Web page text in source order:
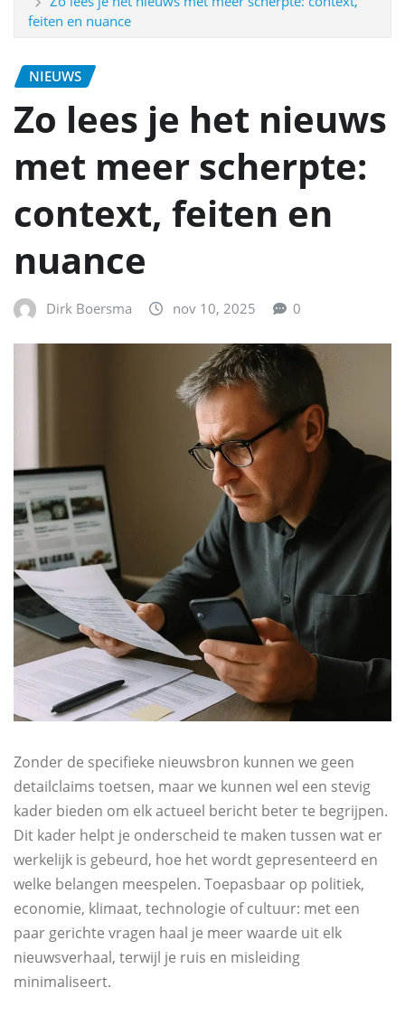
feiten en nuance
NIEUWS
Zo lees je het nieuws
met meer scherpte:
context, feiten en
nuance
Dirk Boersma nov 10, 2025 0
Zonder de specifieke nieuwsbron kunnen we geen
detailclaims toetsen, maar we kunnen wel een stevig
kader bieden om elk actueel bericht beter te begrijpen.
Dit kader helpt je onderscheid te maken tussen wat er
werkelijk is gebeurd, hoe het wordt gepresenteerd en
welke belangen meespelen. Toepasbaar op politiek,
economie, klimaat, technologie of cultuur: met een
paar gerichte vragen haal je meer waarde uit elk
nieuwsverhaal, terwijl je ruis en misleiding
minimaliseert.